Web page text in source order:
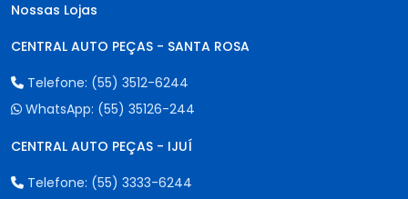
Nossas Lojas
CENTRAL AUTO PEÇAS - SANTA ROSA
Telefone: (55) 3512-6244
WhatsApp: (55) 35126-244
CENTRAL AUTO PEÇAS - IJUÍ
Telefone: (55) 3333-6244